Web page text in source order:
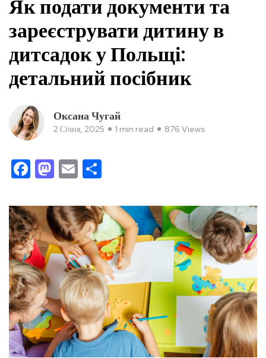
Як подати документи та
зареєструвати дитину в
дитсадок у Польщі:
детальний посібник
Оксана Чугай
2 Січня, 2025 1 min read 876 Views
Facebook
Mastodon
Email